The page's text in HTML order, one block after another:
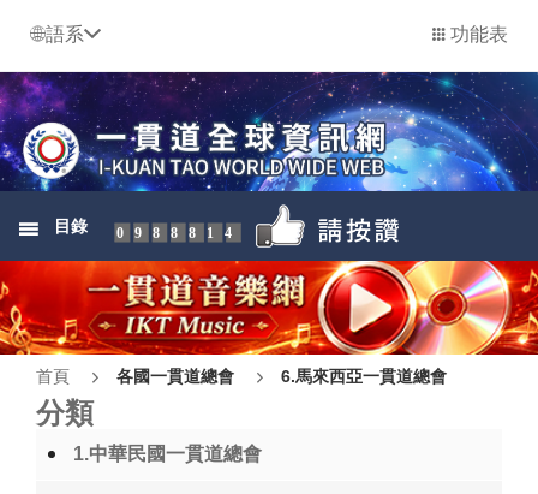
語系 功能表
目錄 0988814
首頁 各國一貫道總會 6.馬來西亞一貫道總會
分類
1.中華民國一貫道總會